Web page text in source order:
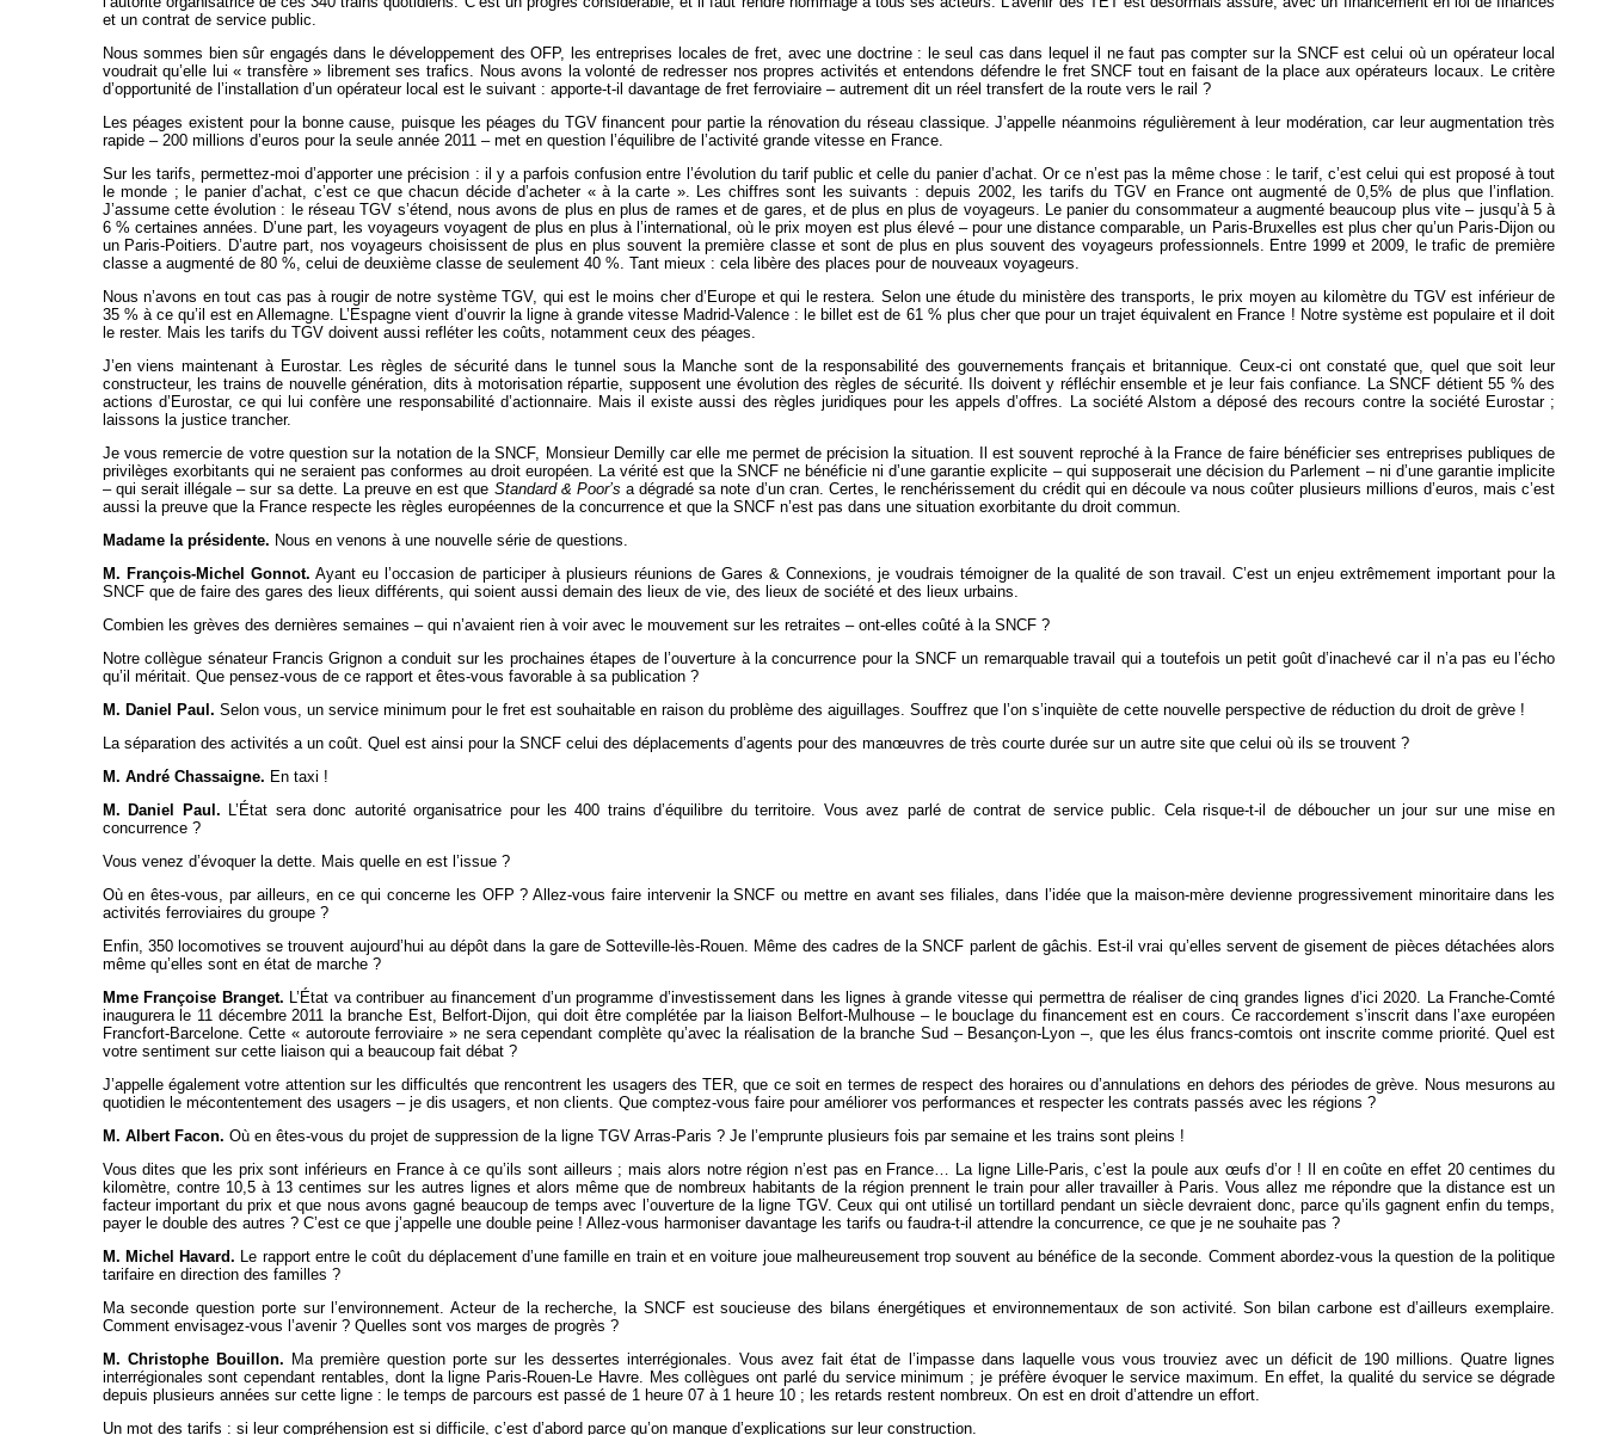
et un contrat de service public.
Nous sommes bien sûr engagés dans le développement des OFP, les entreprises locales de fret, avec une doctrine : le seul cas dans lequel il ne faut pas compter sur la SNCF est celui où un opérateur local
voudrait qu’elle lui « transfère » librement ses trafics. Nous avons la volonté de redresser nos propres activités et entendons défendre le fret SNCF tout en faisant de la place aux opérateurs locaux. Le critère
d’opportunité de l’installation d’un opérateur local est le suivant : apporte-t-il davantage de fret ferroviaire – autrement dit un réel transfert de la route vers le rail ?
Les péages existent pour la bonne cause, puisque les péages du TGV financent pour partie la rénovation du réseau classique. J’appelle néanmoins régulièrement à leur modération, car leur augmentation très
rapide – 200 millions d’euros pour la seule année 2011 – met en question l’équilibre de l’activité grande vitesse en France.
Sur les tarifs, permettez-moi d’apporter une précision : il y a parfois confusion entre l’évolution du tarif public et celle du panier d’achat. Or ce n’est pas la même chose : le tarif, c’est celui qui est proposé à tout
le monde ; le panier d’achat, c’est ce que chacun décide d’acheter « à la carte ». Les chiffres sont les suivants : depuis 2002, les tarifs du TGV en France ont augmenté de 0,5% de plus que l’inflation.
J’assume cette évolution : le réseau TGV s’étend, nous avons de plus en plus de rames et de gares, et de plus en plus de voyageurs. Le panier du consommateur a augmenté beaucoup plus vite – jusqu’à 5 à
6 % certaines années. D’une part, les voyageurs voyagent de plus en plus à l’international, où le prix moyen est plus élevé – pour une distance comparable, un Paris-Bruxelles est plus cher qu’un Paris-Dijon ou
un Paris-Poitiers. D’autre part, nos voyageurs choisissent de plus en plus souvent la première classe et sont de plus en plus souvent des voyageurs professionnels. Entre 1999 et 2009, le trafic de première
classe a augmenté de 80 %, celui de deuxième classe de seulement 40 %. Tant mieux : cela libère des places pour de nouveaux voyageurs.
Nous n’avons en tout cas pas à rougir de notre système TGV, qui est le moins cher d’Europe et qui le restera. Selon une étude du ministère des transports, le prix moyen au kilomètre du TGV est inférieur de
35 % à ce qu’il est en Allemagne. L’Espagne vient d’ouvrir la ligne à grande vitesse Madrid-Valence : le billet est de 61 % plus cher que pour un trajet équivalent en France ! Notre système est populaire et il doit
le rester. Mais les tarifs du TGV doivent aussi refléter les coûts, notamment ceux des péages.
J’en viens maintenant à Eurostar. Les règles de sécurité dans le tunnel sous la Manche sont de la responsabilité des gouvernements français et britannique. Ceux-ci ont constaté que, quel que soit leur
constructeur, les trains de nouvelle génération, dits à motorisation répartie, supposent une évolution des règles de sécurité. Ils doivent y réfléchir ensemble et je leur fais confiance. La SNCF détient 55 % des
actions d’Eurostar, ce qui lui confère une responsabilité d’actionnaire. Mais il existe aussi des règles juridiques pour les appels d’offres. La société Alstom a déposé des recours contre la société Eurostar ;
laissons la justice trancher.
Je vous remercie de votre question sur la notation de la SNCF, Monsieur Demilly car elle me permet de précision la situation. Il est souvent reproché à la France de faire bénéficier ses entreprises publiques de
privilèges exorbitants qui ne seraient pas conformes au droit européen. La vérité est que la SNCF ne bénéficie ni d’une garantie explicite – qui supposerait une décision du Parlement – ni d’une garantie implicite
– qui serait illégale – sur sa dette. La preuve en est que Standard & Poor’s a dégradé sa note d’un cran. Certes, le renchérissement du crédit qui en découle va nous coûter plusieurs millions d’euros, mais c’est
aussi la preuve que la France respecte les règles européennes de la concurrence et que la SNCF n’est pas dans une situation exorbitante du droit commun.
Madame la présidente. Nous en venons à une nouvelle série de questions.
M. François-Michel Gonnot. Ayant eu l’occasion de participer à plusieurs réunions de Gares & Connexions, je voudrais témoigner de la qualité de son travail. C’est un enjeu extrêmement important pour la
SNCF que de faire des gares des lieux différents, qui soient aussi demain des lieux de vie, des lieux de société et des lieux urbains.
Combien les grèves des dernières semaines – qui n’avaient rien à voir avec le mouvement sur les retraites – ont-elles coûté à la SNCF ?
Notre collègue sénateur Francis Grignon a conduit sur les prochaines étapes de l’ouverture à la concurrence pour la SNCF un remarquable travail qui a toutefois un petit goût d’inachevé car il n’a pas eu l’écho
qu’il méritait. Que pensez-vous de ce rapport et êtes-vous favorable à sa publication ?
M. Daniel Paul. Selon vous, un service minimum pour le fret est souhaitable en raison du problème des aiguillages. Souffrez que l’on s’inquiète de cette nouvelle perspective de réduction du droit de grève !
La séparation des activités a un coût. Quel est ainsi pour la SNCF celui des déplacements d’agents pour des manœuvres de très courte durée sur un autre site que celui où ils se trouvent ?
M. André Chassaigne. En taxi !
M. Daniel Paul. L’État sera donc autorité organisatrice pour les 400 trains d’équilibre du territoire. Vous avez parlé de contrat de service public. Cela risque-t-il de déboucher un jour sur une mise en
concurrence ?
Vous venez d’évoquer la dette. Mais quelle en est l’issue ?
Où en êtes-vous, par ailleurs, en ce qui concerne les OFP ? Allez-vous faire intervenir la SNCF ou mettre en avant ses filiales, dans l’idée que la maison-mère devienne progressivement minoritaire dans les
activités ferroviaires du groupe ?
Enfin, 350 locomotives se trouvent aujourd’hui au dépôt dans la gare de Sotteville-lès-Rouen. Même des cadres de la SNCF parlent de gâchis. Est-il vrai qu’elles servent de gisement de pièces détachées alors
même qu’elles sont en état de marche ?
Mme Françoise Branget. L’État va contribuer au financement d’un programme d’investissement dans les lignes à grande vitesse qui permettra de réaliser de cinq grandes lignes d’ici 2020. La Franche-Comté
inaugurera le 11 décembre 2011 la branche Est, Belfort-Dijon, qui doit être complétée par la liaison Belfort-Mulhouse – le bouclage du financement est en cours. Ce raccordement s’inscrit dans l’axe européen
Francfort-Barcelone. Cette « autoroute ferroviaire » ne sera cependant complète qu’avec la réalisation de la branche Sud – Besançon-Lyon –, que les élus francs-comtois ont inscrite comme priorité. Quel est
votre sentiment sur cette liaison qui a beaucoup fait débat ?
J’appelle également votre attention sur les difficultés que rencontrent les usagers des TER, que ce soit en termes de respect des horaires ou d’annulations en dehors des périodes de grève. Nous mesurons au
quotidien le mécontentement des usagers – je dis usagers, et non clients. Que comptez-vous faire pour améliorer vos performances et respecter les contrats passés avec les régions ?
M. Albert Facon. Où en êtes-vous du projet de suppression de la ligne TGV Arras-Paris ? Je l’emprunte plusieurs fois par semaine et les trains sont pleins !
Vous dites que les prix sont inférieurs en France à ce qu’ils sont ailleurs ; mais alors notre région n’est pas en France… La ligne Lille-Paris, c’est la poule aux œufs d’or ! Il en coûte en effet 20 centimes du
kilomètre, contre 10,5 à 13 centimes sur les autres lignes et alors même que de nombreux habitants de la région prennent le train pour aller travailler à Paris. Vous allez me répondre que la distance est un
facteur important du prix et que nous avons gagné beaucoup de temps avec l’ouverture de la ligne TGV. Ceux qui ont utilisé un tortillard pendant un siècle devraient donc, parce qu’ils gagnent enfin du temps,
payer le double des autres ? C’est ce que j’appelle une double peine ! Allez-vous harmoniser davantage les tarifs ou faudra-t-il attendre la concurrence, ce que je ne souhaite pas ?
M. Michel Havard. Le rapport entre le coût du déplacement d’une famille en train et en voiture joue malheureusement trop souvent au bénéfice de la seconde. Comment abordez-vous la question de la politique
tarifaire en direction des familles ?
Ma seconde question porte sur l’environnement. Acteur de la recherche, la SNCF est soucieuse des bilans énergétiques et environnementaux de son activité. Son bilan carbone est d’ailleurs exemplaire.
Comment envisagez-vous l’avenir ? Quelles sont vos marges de progrès ?
M. Christophe Bouillon. Ma première question porte sur les dessertes interrégionales. Vous avez fait état de l’impasse dans laquelle vous vous trouviez avec un déficit de 190 millions. Quatre lignes
interrégionales sont cependant rentables, dont la ligne Paris-Rouen-Le Havre. Mes collègues ont parlé du service minimum ; je préfère évoquer le service maximum. En effet, la qualité du service se dégrade
depuis plusieurs années sur cette ligne : le temps de parcours est passé de 1 heure 07 à 1 heure 10 ; les retards restent nombreux. On est en droit d’attendre un effort.
Un mot des tarifs : si leur compréhension est si difficile, c’est d’abord parce qu’on manque d’explications sur leur construction.